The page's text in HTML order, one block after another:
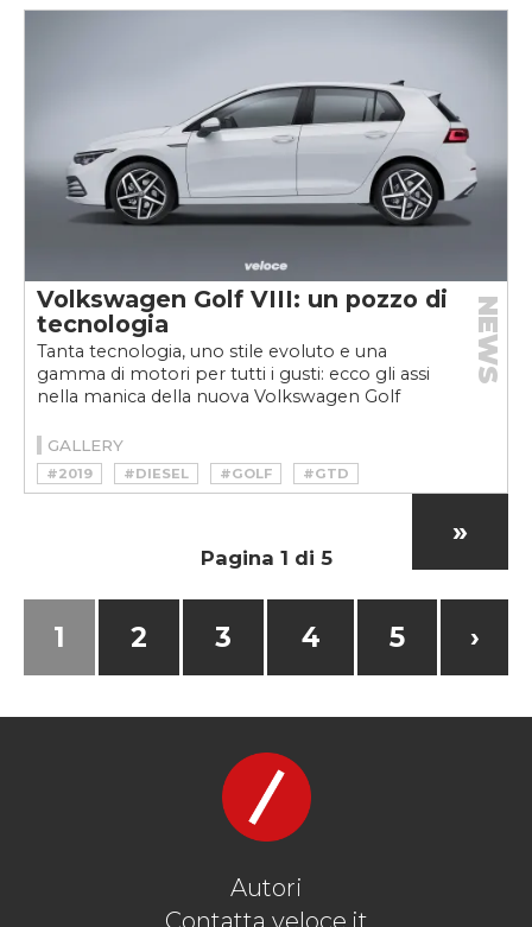
#MOTORS WORLD
#MUSCLE CAR
Volkswagen Golf VIII: un pozzo di
tecnologia
Tanta tecnologia, uno stile evoluto e una
gamma di motori per tutti i gusti: ecco gli assi
nella manica della nuova Volkswagen Golf
NEWS
GALLERY
#2019 #DIESEL #GOLF
#GTD
#GTE
#GTI
#HYBRID
Pagina 1 di 5
1 2 3 4 5 ›
»
Autori
Contatta veloce.it